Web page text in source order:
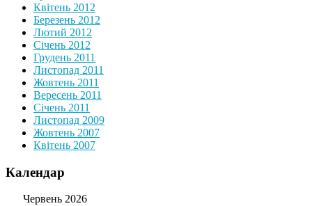
Квітень 2012
Березень 2012
Лютий 2012
Січень 2012
Грудень 2011
Листопад 2011
Жовтень 2011
Вересень 2011
Січень 2011
Листопад 2009
Жовтень 2007
Квітень 2007
Календар
Червень 2026